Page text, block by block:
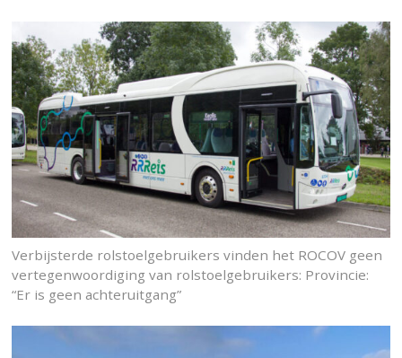
Verbijsterde rolstoelgebruikers vinden het ROCOV geen
vertegenwoordiging van rolstoelgebruikers: Provincie:
“Er is geen achteruitgang”